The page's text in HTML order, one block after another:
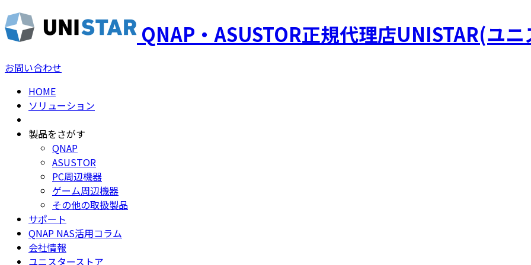
QNAP・ASUSTOR正規代理店UNISTAR(ユ
お問い合わせ
HOME
ソリューション
製品をさがす
QNAP
ASUSTOR
PC周辺機器
ゲーム周辺機器
その他の取扱製品
サポート
QNAP NAS活用コラム
会社情報
ユニスターストア